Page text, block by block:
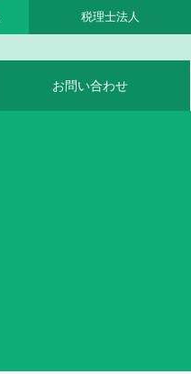
税理士法人
お問い合わせ